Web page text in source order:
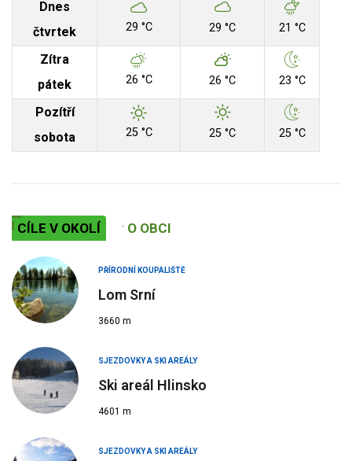
Dnes
čtvrtek
29 °C 29 °C 21 °C
Zítra
pátek
26 °C 26 °C 23 °C
Pozítří
sobota
25 °C 25 °C 25 °C
CÍLE V OKOLÍ O OBCI
PŘÍRODNÍ KOUPALIŠTĚ
Lom Srní
3660 m
SJEZDOVKY A SKI AREÁLY
Ski areál Hlinsko
4601 m
SJEZDOVKY A SKI AREÁLY